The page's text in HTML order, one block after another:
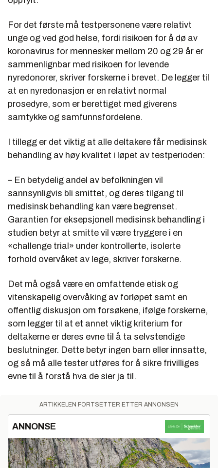
For det første må testpersonene være relativt
unge og ved god helse, fordi risikoen for å dø av
koronavirus for mennesker mellom 20 og 29 år er
sammenlignbar med risikoen for levende
nyredonorer, skriver forskerne i brevet. De legger til
at en nyredonasjon er en relativt normal
prosedyre, som er berettiget med giverens
samtykke og samfunnsfordelene.
I tillegg er det viktig at alle deltakere får medisinsk
behandling av høy kvalitet i løpet av testperioden:
– En betydelig andel av befolkningen vil
sannsynligvis bli smittet, og deres tilgang til
medisinsk behandling kan være begrenset.
Garantien for eksepsjonell medisinsk behandling i
studien betyr at smitte vil være tryggere i en
«challenge trial» under kontrollerte, isolerte
forhold overvåket av lege, skriver forskerne.
Det må også være en omfattende etisk og
vitenskapelig overvåking av forløpet samt en
offentlig diskusjon om forsøkene, ifølge forskerne,
som legger til at et annet viktig kriterium for
deltakerne er deres evne til å ta selvstendige
beslutninger. Dette betyr ingen barn eller innsatte,
og så må alle tester utføres for å sikre frivilliges
evne til å forstå hva de sier ja til.
ARTIKKELEN FORTSETTER ETTER ANNONSEN
ANNONSE